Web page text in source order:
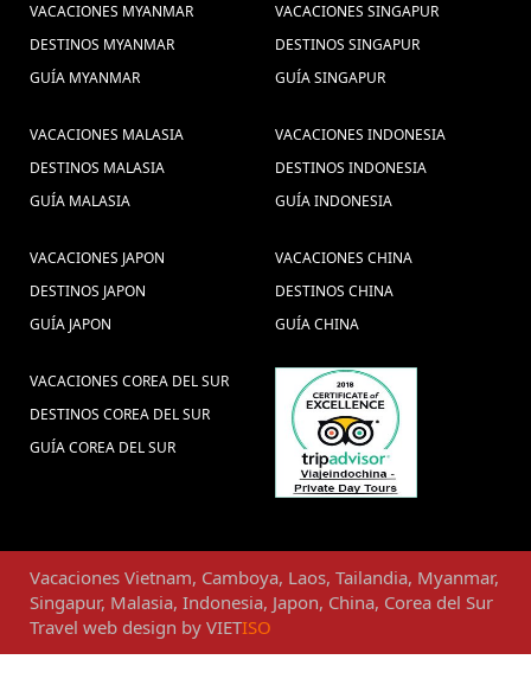
VACACIONES MYANMAR
DESTINOS MYANMAR
GUÍA MYANMAR
VACACIONES SINGAPUR
DESTINOS SINGAPUR
GUÍA SINGAPUR
VACACIONES MALASIA
DESTINOS MALASIA
GUÍA MALASIA
VACACIONES INDONESIA
DESTINOS INDONESIA
GUÍA INDONESIA
VACACIONES JAPON
DESTINOS JAPON
GUÍA JAPON
VACACIONES CHINA
DESTINOS CHINA
GUÍA CHINA
VACACIONES COREA DEL SUR
DESTINOS COREA DEL SUR
GUÍA COREA DEL SUR
Vacaciones Vietnam, Camboya, Laos, Tailandia, Myanmar,
Singapur, Malasia, Indonesia, Japon, China, Corea del Sur
Travel web design by VIETISO